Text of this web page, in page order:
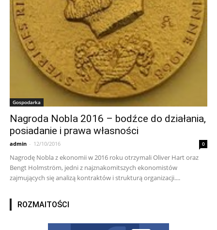
Gospodarka
Nagroda Nobla 2016 – bodźce do działania,
posiadanie i prawa własności
admin - 12/10/2016 0
Nagrodę Nobla z ekonomii w 2016 roku otrzymali Oliver Hart oraz
Bengt Holmström, jedni z najznakomitszych ekonomistów
zajmujących się analizą kontraktów i strukturą organizacji....
ROZMAITOŚCI